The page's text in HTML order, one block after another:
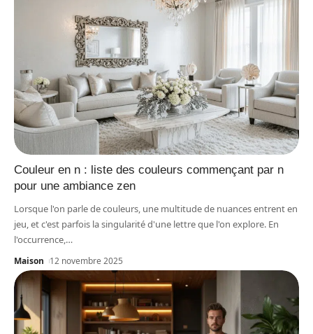
Couleur en n : liste des couleurs commençant par n
pour une ambiance zen
Lorsque l'on parle de couleurs, une multitude de nuances entrent en
jeu, et c'est parfois la singularité d'une lettre que l'on explore. En
l'occurrence, …
Maison 12 novembre 2025